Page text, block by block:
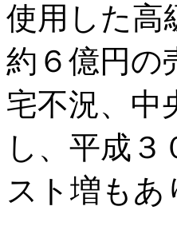
使用した高
約６億円の
宅不況、中
し、平成
スト増も